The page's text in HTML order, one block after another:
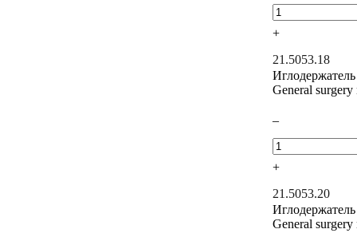
+
21.5053.18
General
–
+
21.5053.20
General